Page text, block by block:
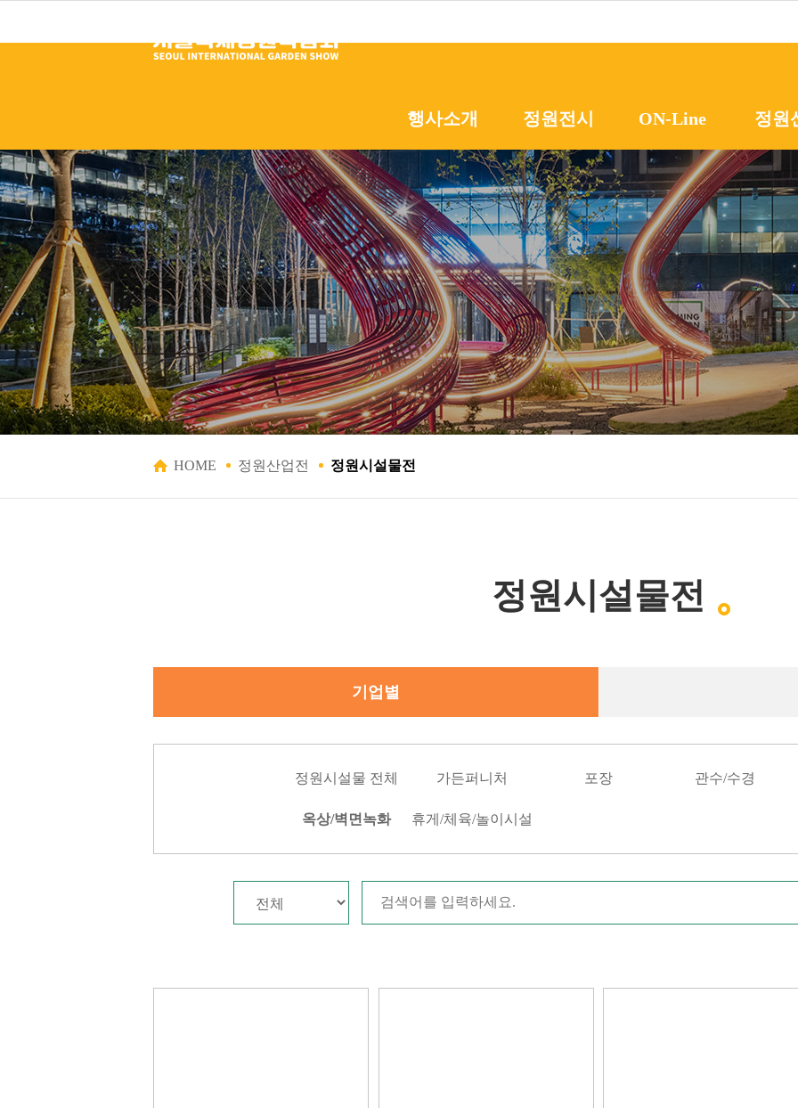
행사소개
행사개요
조직위원회
지난행사
공지사항
정원전시
초청정원
작가정원
학생정원
동네정원
팝업가든
ON-Line
프로그램
시민참여
정원
온라
정원
해외
서울
HOME 정원산업전 정원시설물전
정원시설물전
기업별
정원시설물 전체 가든퍼니처 포장 관수/수경
옥상/벽면녹화 휴게/체육/놀이시설